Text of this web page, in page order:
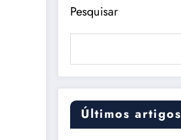
Pesquisar
Últimos artigos